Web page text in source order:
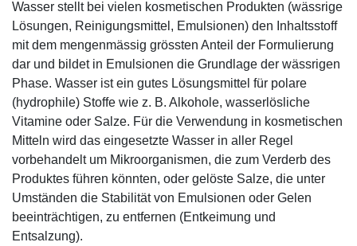
Wasser stellt bei vielen kosmetischen Produkten (wässrige
Lösungen, Reinigungsmittel, Emulsionen) den Inhaltsstoff
mit dem mengenmässig grössten Anteil der Formulierung
dar und bildet in Emulsionen die Grundlage der wässrigen
Phase. Wasser ist ein gutes Lösungsmittel für polare
(hydrophile) Stoffe wie z. B. Alkohole, wasserlösliche
Vitamine oder Salze. Für die Verwendung in kosmetischen
Mitteln wird das eingesetzte Wasser in aller Regel
vorbehandelt um Mikroorganismen, die zum Verderb des
Produktes führen könnten, oder gelöste Salze, die unter
Umständen die Stabilität von Emulsionen oder Gelen
beeinträchtigen, zu entfernen (Entkeimung und
Entsalzung).